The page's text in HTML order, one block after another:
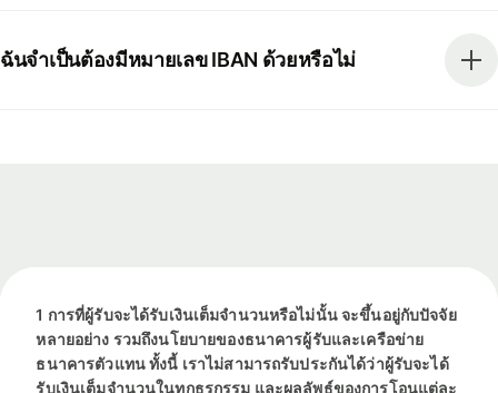
ฉันจำเป็นต้องมีหมายเลข IBAN ด้วยหรือไม่
1 การที่ผู้รับจะได้รับเงินเต็มจำนวนหรือไม่นั้น จะขึ้นอยู่กับปัจจัย
หลายอย่าง รวมถึงนโยบายของธนาคารผู้รับและเครือข่าย
ธนาคารตัวแทน ทั้งนี้ เราไม่สามารถรับประกันได้ว่าผู้รับจะได้
รับเงินเต็มจำนวนในทุกธุรกรรม และผลลัพธ์ของการโอนแต่ละ